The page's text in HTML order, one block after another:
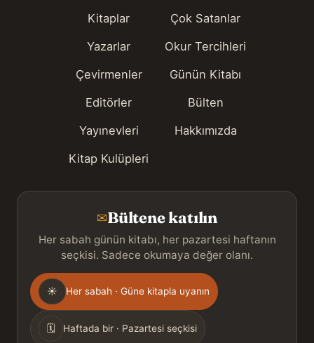
Kitaplar
Yazarlar
Çevirmenler
Editörler
Yayınevleri
Kitap Kulüpleri
Çok Satanlar
Okur Tercihleri
Günün Kitabı
Bülten
Hakkımızda
✉Bültene katılın
Her sabah günün kitabı, her pazartesi haftanın
seçkisi. Sadece okumaya değer olanı.
Gönderim
sıklığı
☀ Her sabah · Güne kitapla uyanın
🗓 Haftada bir · Pazartesi seçkisi